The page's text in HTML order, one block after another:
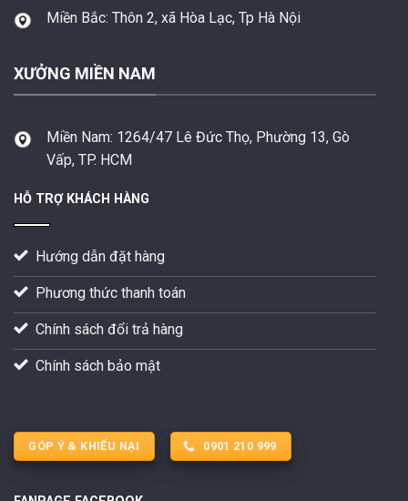
Miền Bắc: Thôn 2, xã Hòa Lạc, Tp Hà Nội
XƯỞNG MIỀN NAM
Miền Nam: 1264/47 Lê Đức Thọ, Phường 13, Gò
Vấp, TP. HCM
HỖ TRỢ KHÁCH HÀNG
Hướng dẫn đặt hàng
Phương thức thanh toán
Chính sách đổi trả hàng
Chính sách bảo mật
GÓP Ý & KHIẾU NẠI 0901 210 999